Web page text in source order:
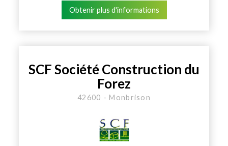
Obtenir plus d'informations
SCF Société Construction du
Forez
42600 - Monbrison